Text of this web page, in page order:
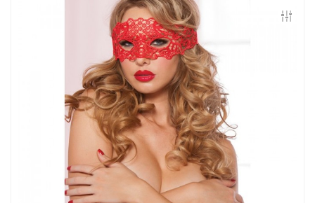
Контакты
Конфиденциальность
Гарантии и возврат
Беспроцентная рассрочка